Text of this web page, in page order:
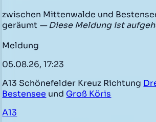
zwischen Mittenwalde und
geräumt — Diese Meldung ist
Meldung
05.08.26, 17:23
A13 Schönefelder Kreuz Richtung
Bestensee und Groß Köris
A13